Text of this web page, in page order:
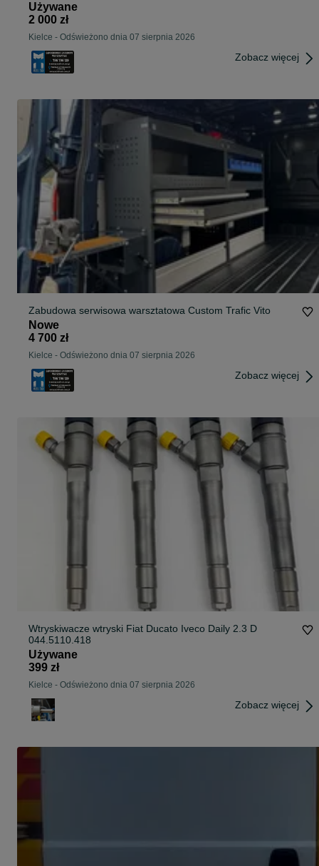
Używane
2 000 zł
Kielce - Odświeżono dnia 07 sierpnia 2026
Zobacz więcej
Zabudowa serwisowa warsztatowa Custom Trafic Vito
Nowe
4 700 zł
Kielce - Odświeżono dnia 07 sierpnia 2026
Zobacz więcej
Wtryskiwacze wtryski Fiat Ducato Iveco Daily 2.3 D
044.5110.418
Używane
399 zł
Kielce - Odświeżono dnia 07 sierpnia 2026
Zobacz więcej